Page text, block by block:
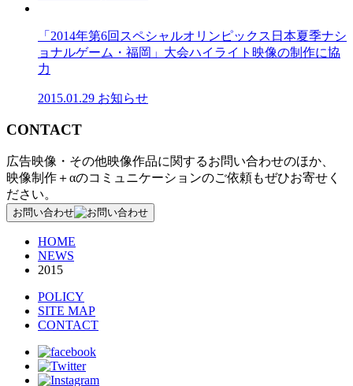
「2014年第6回スペシャルオリンピックス日本夏季ナシ
ョナルゲーム・福岡」大会ハイライト映像の制作に協
力
2015.01.29 お知らせ
CONTACT
広告映像・その他映像作品に関するお問い合わせのほか、
映像制作＋αのコミュニケーションのご依頼もぜひお寄せく
ださい。
お問い合わせ
HOME
NEWS
2015
POLICY
SITE MAP
CONTACT